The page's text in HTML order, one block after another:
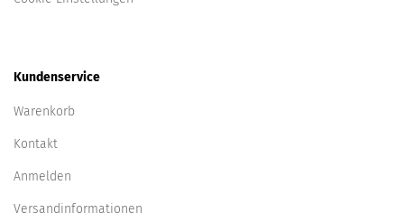
Kundenservice
Warenkorb
Kontakt
Anmelden
Versandinformationen